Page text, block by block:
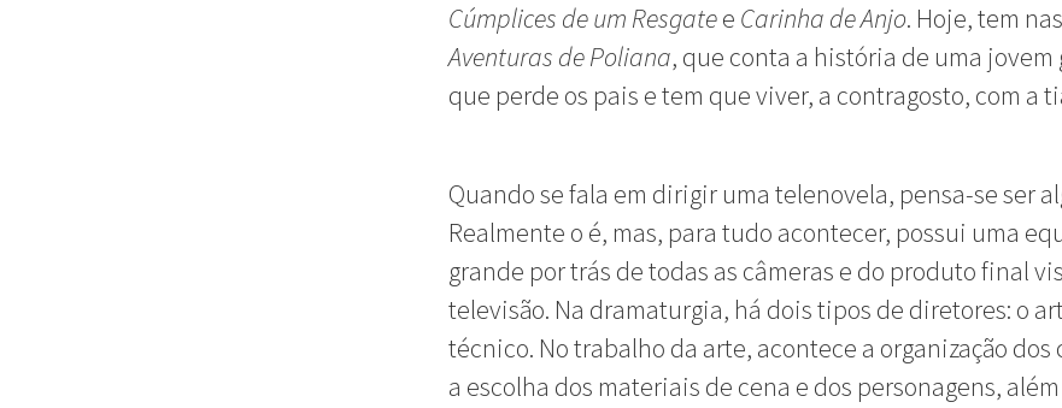
Cúmplices de um Resgatee Carinha de Anjo. Hoje, tem
Aventuras de Poliana, que conta a história de uma jovem
que perde os pais e tem que viver, a contragosto, com a
Quando se fala em dirigir uma telenovela, pensa-se ser
Realmente o é, mas, para tudo acontecer, possui uma
grande por trás de todas as câmeras e do produto final
televisão. Na dramaturgia, há dois tipos de diretores: o
técnico. No trabalho da arte, acontece a organização dos
a escolha dos materiais de cena e dos personagens,